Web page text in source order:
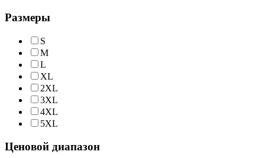
Размеры
S
M
L
XL
2XL
3XL
4XL
5XL
Ценовой диапазон